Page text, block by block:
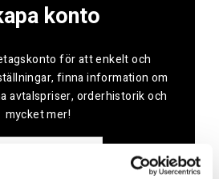
konto
för att enkelt och
finna information om
avtalspriser, orderhistorik och
mycket mer!